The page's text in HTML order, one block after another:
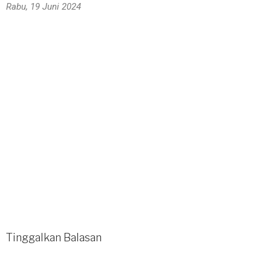
Rabu, 19 Juni 2024
Tinggalkan Balasan